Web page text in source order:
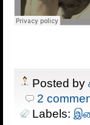
Posted by
2
Labels: